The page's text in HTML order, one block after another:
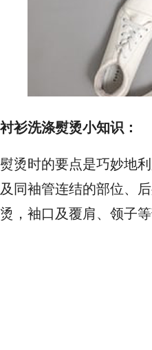
衬衫洗涤熨烫小知识：
熨烫时的要点是巧妙地
及同袖管连结的部位、
烫，袖口及覆肩、领子